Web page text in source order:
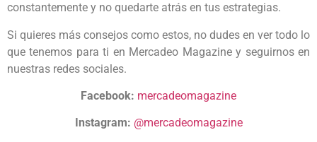
constantemente y no quedarte atrás en tus estrategias.
Si quieres más consejos como estos, no dudes en ver todo lo
que tenemos para ti en Mercadeo Magazine y seguirnos en
nuestras redes sociales.
Facebook: mercadeomagazine
Instagram: @mercadeomagazine